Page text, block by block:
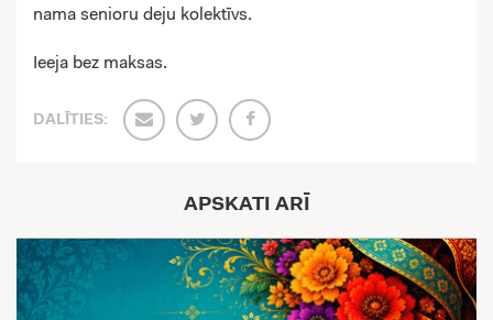
nama senioru deju kolektīvs.
Ieeja bez maksas.
DALĪTIES:
APSKATI ARĪ